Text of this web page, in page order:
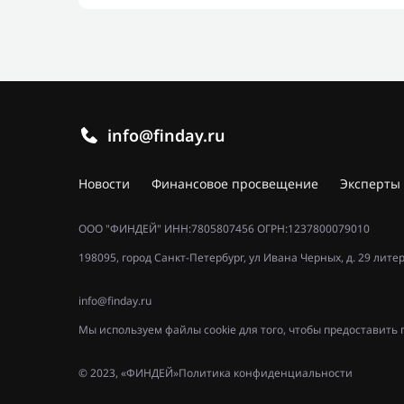
info@finday.ru
Новости Финансовое просвещение Эксперты
ООО "ФИНДЕЙ" ИНН:7805807456 ОГРН:1237800079010
198095, город Санкт-Петербург, ул Ивана Черных, д. 29
info@finday.ru
Мы используем файлы cookie для того, чтобы
Политика конфиденциальности
© 2023, «ФИНДЕЙ»